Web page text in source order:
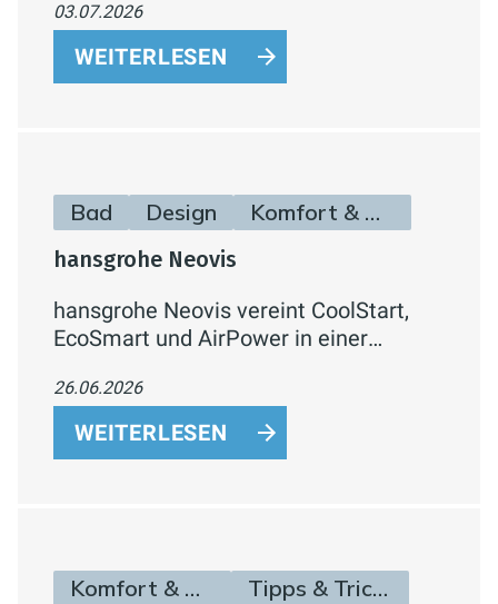
„SEHR GUT" (1,5) und dem Titel
„Preistipp" – bestes Ergebnis bei
Effizienz und Lautstärke.
03.07.2026
WEITERLESEN
Bad Design Komfort & Hygiene
hansgrohe Neovis
hansgrohe Neovis vereint CoolStart,
EcoSmart und AirPower in einer
Dusche und Badewanne –
energiesparend, wassereffizient und
komfortabel.
26.06.2026
WEITERLESEN
Komfort & Hygiene
Tipps & Tricks